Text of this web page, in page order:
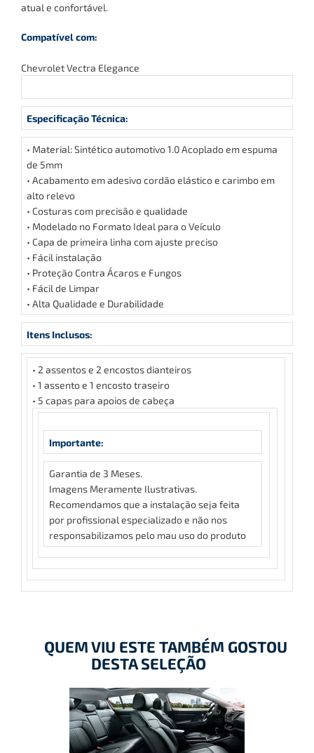
atual e confortável.
Compatível com:
Chevrolet Vectra Elegance
Especificação Técnica:
• Material: Sintético automotivo 1.0 Acoplado em espuma
de 5mm
• Acabamento em adesivo cordão elástico e carimbo em
alto relevo
• Costuras com precisão e qualidade
• Modelado no Formato Ideal para o Veículo
• Capa de primeira linha com ajuste preciso
• Fácil instalação
• Proteção Contra Ácaros e Fungos
• Fácil de Limpar
• Alta Qualidade e Durabilidade
Itens Inclusos:
• 2 assentos e 2 encostos dianteiros
• 1 assento e 1 encosto traseiro
• 5 capas para apoios de cabeça
Importante:
Garantia de 3 Meses.
Imagens Meramente Ilustrativas.
Recomendamos que a instalação seja feita
por profissional especializado e não nos
responsabilizamos pelo mau uso do produto
QUEM VIU ESTE TAMBÉM GOSTOU
DESTA SELEÇÃO